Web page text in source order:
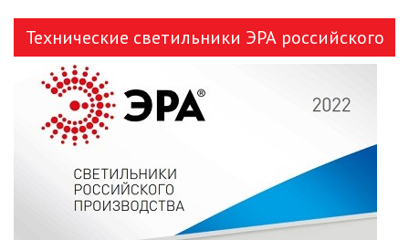
НАСТОЛЬНЫЕ СВЕТИЛЬНИКИ
НИЗКОВОЛЬТНОЕ
НОВОГОДНЕЕ ОСВЕЩЕНИЕ
ОТВЕРТКИ
ПАЯЛЬНОЕ ОБОРУДОВАНИЕ
Технические светильники ЭРА российского